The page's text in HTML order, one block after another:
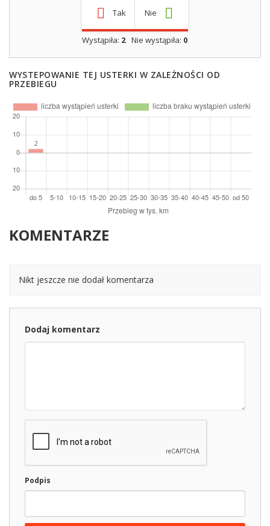
Tak Nie
Wystąpiła: 2 Nie wystąpiła: 0
WYSTEPOWANIE TEJ USTERKI W ZALEŻNOŚCI OD
PRZEBIEGU
KOMENTARZE
Nikt jeszcze nie dodał komentarza
Dodaj komentarz
Podpis